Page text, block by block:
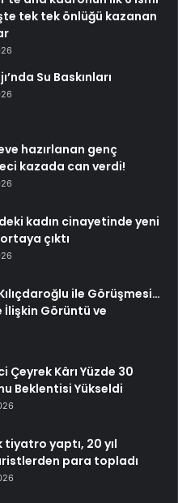
tek tek önlüğü kazanan
Su Baskınları
hazırlanan genç
kazada can verdi!
kadın cinayetinde yeni
çıktı
ile Görüşmesi…
İlişkin Görüntü ve
Çeyrek Kârı Yüzde 30
Beklentisi Yükseldi
yaptı, 20 yıl
para topladı